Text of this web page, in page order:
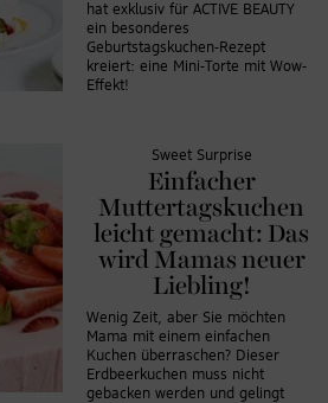
hat exklusiv für ACTIVE BEAUTY
ein besonderes
Geburtstagskuchen-Rezept
kreiert: eine Mini-Torte mit Wow-
Effekt!
Sweet Surprise
Einfacher
Muttertagskuchen
leicht gemacht: Das
wird Mamas neuer
Liebling!
Wenig Zeit, aber Sie möchten
Mama mit einem einfachen
Kuchen überraschen? Dieser
Erdbeerkuchen muss nicht
gebacken werden und gelingt